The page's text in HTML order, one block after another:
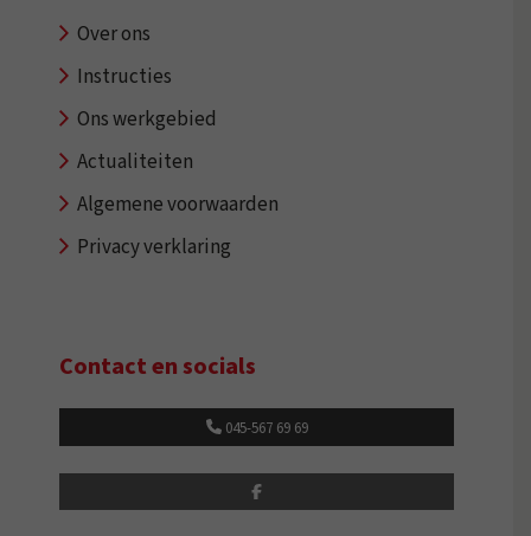
Over ons
Instructies
Ons werkgebied
Actualiteiten
Algemene voorwaarden
Privacy verklaring
Contact en socials
045-567 69 69